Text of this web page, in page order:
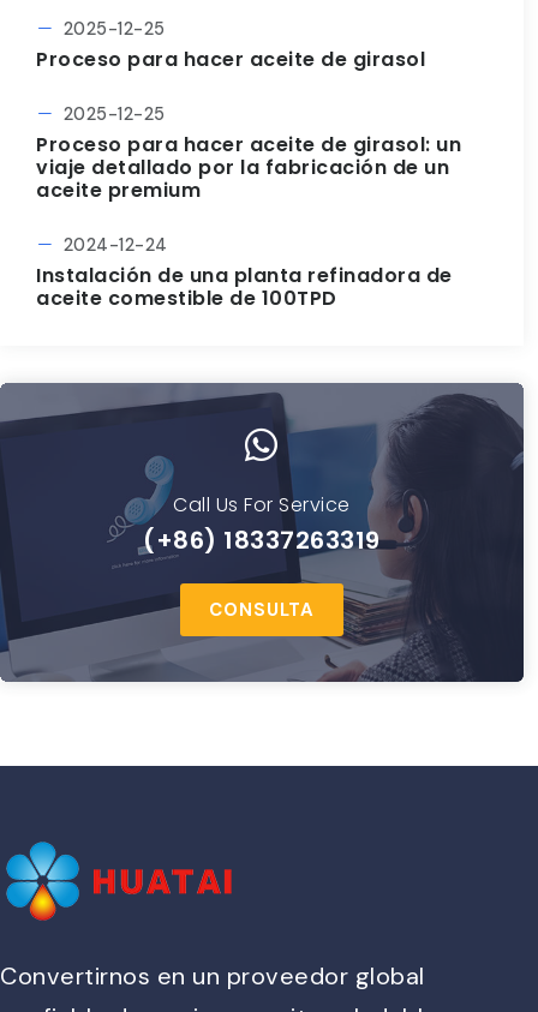
2025-12-25
Proceso para hacer aceite de girasol
2025-12-25
Proceso para hacer aceite de girasol: un
viaje detallado por la fabricación de un
aceite premium
2024-12-24
Instalación de una planta refinadora de
aceite comestible de 100TPD
Call Us For Service
(+86) 18337263319
CONSULTA
Convertirnos en un proveedor global